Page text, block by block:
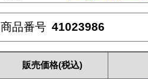
商品番号 41023986
販売価格(税込)